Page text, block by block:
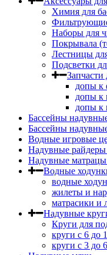
Химия для
Наборы для
Покрывала
Лестницы
Подсветки
допы к
допы к
допы к
Бассейны
Бассейны
Водные игровые
Надувные
Надувные
Водные
водные
жилеты и
матрасики и
Надувные
Круги для
круги с 6 до
круги c 3 до